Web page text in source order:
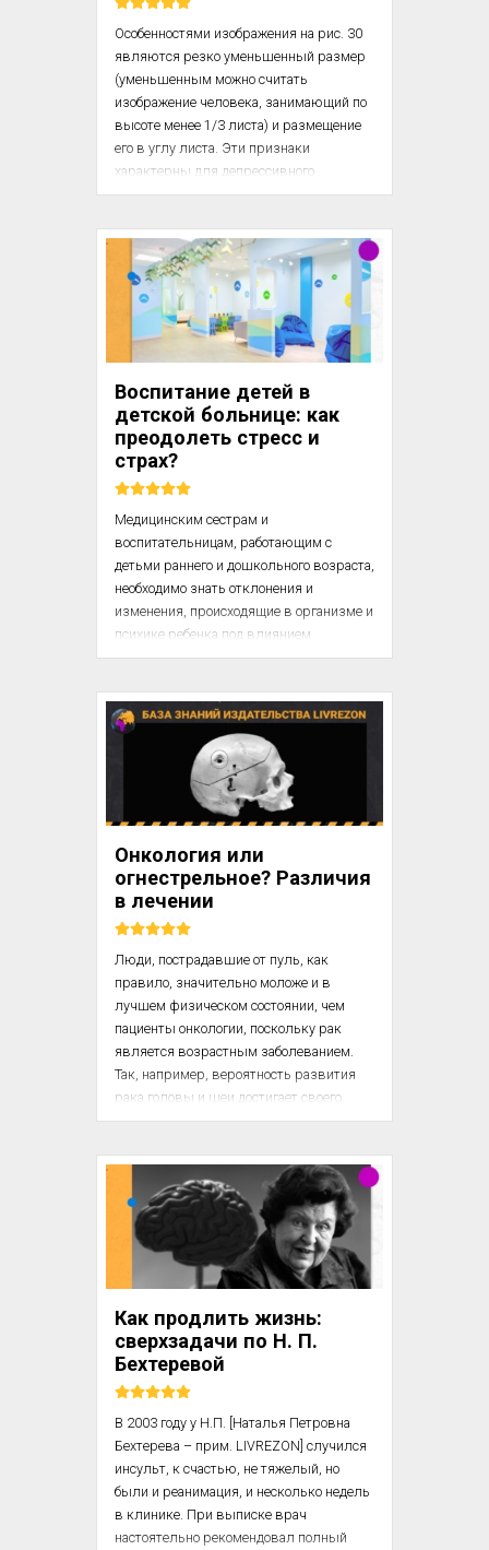
Особенностями изображения на рис. 30
являются резко уменьшенный размер
(уменьшенным можно считать
изображение человека, занимающий по
высоте менее 1/3 листа) и размещение
его в углу листа. Эти признаки
характерны для депрессивного
состояния. В менее выраженном виде
снижении настроения, не доходящем до
собственно депрессии.
В данном случае депрессия
подтверждается как всей
совокупностью данных
результатами обследования ребенка
психиатром.
Изменения...
Воспитание детей в
детской больнице: как
преодолеть стресс и
страх?
Медицинским сестрам и
воспитательницам, работающим с
детьми раннего и дошкольного возраста,
необходимо знать отклонения и
изменения, происходящие в организме и
психике ребенка под влиянием
различных заболеваний и
Психические факторы имеют
чрезвычайно важное значение в
сохранении здоровья и лечении
болезней у детей, для которых
характерна большая
непосредственность чувств. Проф. В. И.
Молчанов, всю жизнь отдавший
лечению детей, неустанно повторял, что
мероприятия воспитательного
характера в больнице нужно считат...
Онкология или
огнестрельное? Различия
в лечении
Люди, пострадавшие от пуль, как
правило, значительно моложе и в
лучшем физическом состоянии, чем
пациенты онкологии, поскольку рак
является возрастным заболеванием.
Так, например, вероятность развития
рака головы и шеи достигает своего
максимума на седьмом и восьмом
напрямую отражается на
восстановительном процессе. Кроме
того, у пациентов с раком в области рта
или горла опухоль редко когда
оказывает значительное влияние на их
внешний вид, если, конечно, она не
требуется пересадка фасции и кожи с
руки или ноги на лицо. Тем ...
Как продлить жизнь:
сверхзадачи по Н. П.
Бехтеревой
В 2003 году у Н.П. [Наталья Петровна
Бехтерева – прим. LIVREZON] случился
инсульт, к счастью, не тяжелый, но
были и реанимация, и несколько недель
в клинике. При выписке врач
настоятельно рекомендовал полный